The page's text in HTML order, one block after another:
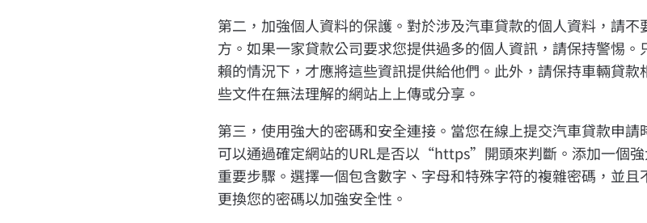
第二，加強個人資料的保護。對於涉及汽車貸款的個人資料，請
方。如果一家貸款公司要求您提供過多的個人資訊，請保持警惕
賴的情況下，才應將這些資訊提供給他們。此外，請保持車輛貸
些文件在無法理解的網站上上傳或分享。
第三，使用強大的密碼和安全連接。當您在線上提交汽車貸款申
可以通過確定網站的URL是否以“https”開頭來判斷。添加一個
重要步驟。選擇一個包含數字、字母和特殊字符的複雜密碼，並
更換您的密碼以加強安全性。